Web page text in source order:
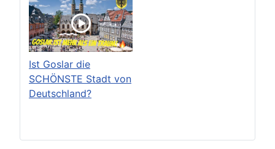
Ist Goslar die
SCHÖNSTE Stadt von
Deutschland?